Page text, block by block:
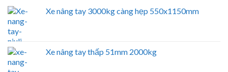
Xe nâng tay 3000kg càng hẹp 550x1150mm
Xe nâng tay thấp 51mm 2000kg